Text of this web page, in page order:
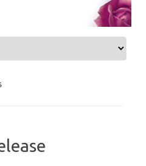
Skip to content